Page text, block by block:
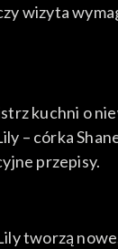
wizyta
kuchni o
– córka
przepisy.
tworzą